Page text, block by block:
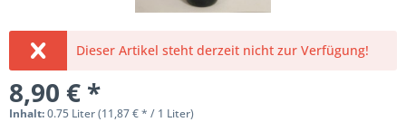
Dieser Artikel steht derzeit nicht zur Verfügung!
8,90 € *
Inhalt:0.75 Liter (11,87 € * / 1 Liter)